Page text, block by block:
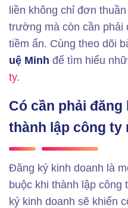
liền không chỉ đơn
trường mà còn cần phải
tiềm ẩn. Cùng theo dõi
uệ Minh để tìm hiểu
ty.
Có cần phải
thành lập công ty
Đăng ký kinh doanh là
buộc khi thành lập công
ký kinh doanh sẽ khiến